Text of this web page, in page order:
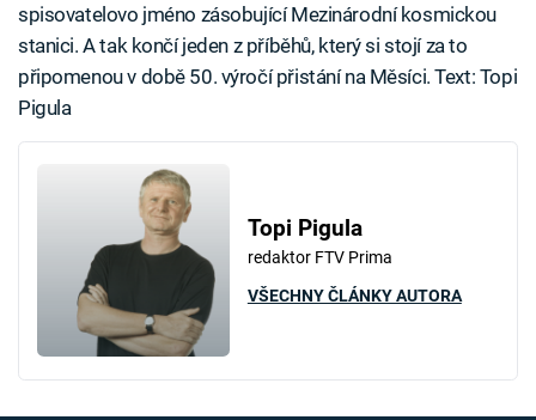
spisovatelovo jméno zásobující Mezinárodní kosmickou
stanici. A tak končí jeden z příběhů, který si stojí za to
připomenou v době 50. výročí přistání na Měsíci. Text: Topi
Pigula
Topi Pigula
redaktor FTV Prima
VŠECHNY ČLÁNKY AUTORA